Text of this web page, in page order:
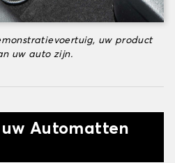
uw product
uw auto zijn.
uw Automatten